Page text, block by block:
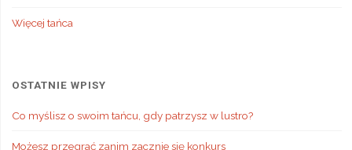
Więcej tańca
OSTATNIE WPISY
Co myślisz o swoim tańcu, gdy patrzysz w lustro?
Możesz przegrać zanim zacznie się konkurs